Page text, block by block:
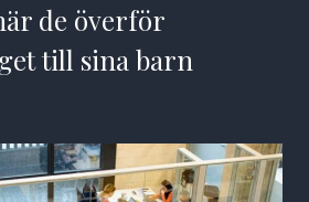
de överför
till sina barn